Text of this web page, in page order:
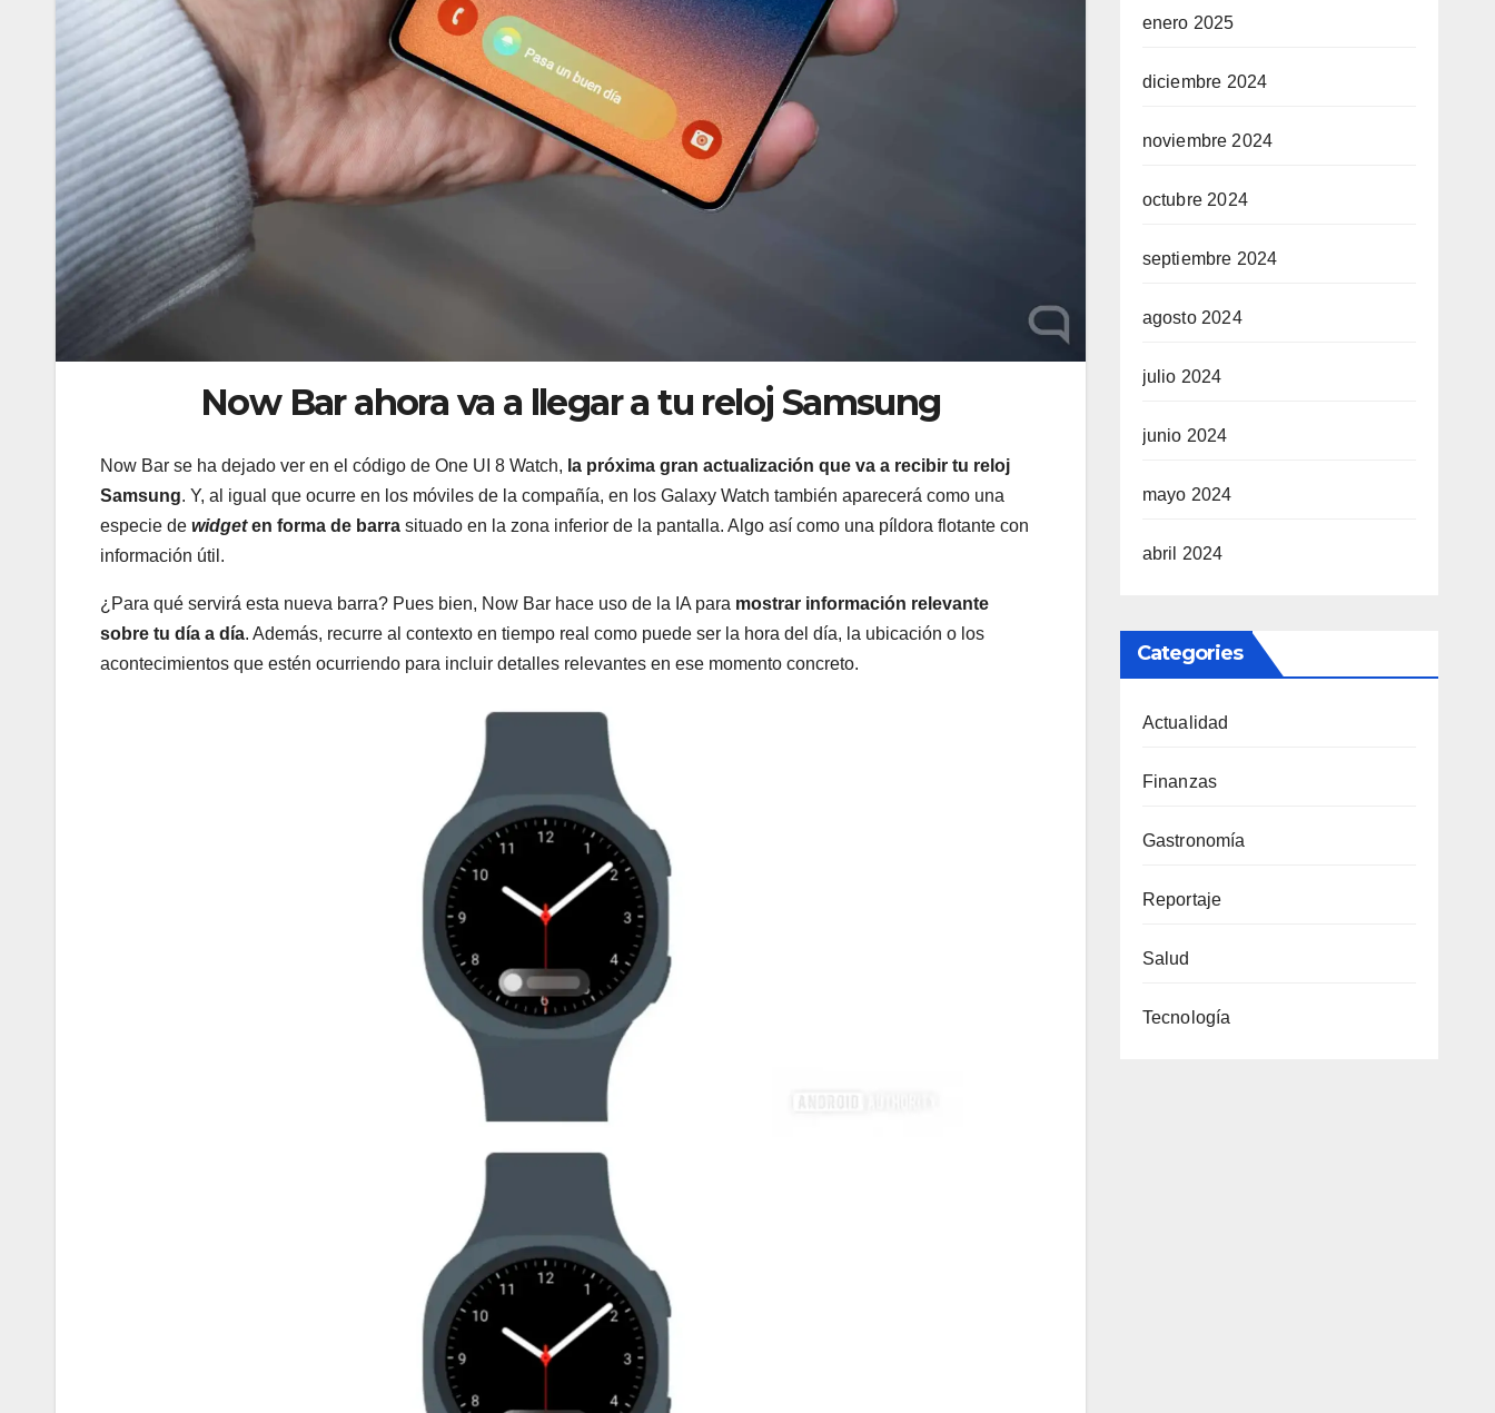
Now Bar ahora va a llegar a tu reloj Samsung
Now Bar se ha dejado ver en el código de One UI 8 Watch, la próxima gran actualización que va a recibir tu reloj
Samsung. Y, al igual que ocurre en los móviles de la compañía, en los Galaxy Watch también aparecerá como una
especie de widgeten forma de barra situado en la zona inferior de la pantalla. Algo así como una píldora flotante con
información útil.
¿Para qué servirá esta nueva barra? Pues bien, Now Bar hace uso de la IA para mostrar información relevante
sobre tu día a día. Además, recurre al contexto en tiempo real como puede ser la hora del día, la ubicación o los
acontecimientos que estén ocurriendo para incluir detalles relevantes en ese momento concreto.
enero 2025
diciembre 2024
noviembre 2024
octubre 2024
septiembre 2024
agosto 2024
julio 2024
junio 2024
mayo 2024
abril 2024
Categories
Actualidad
Finanzas
Gastronomía
Reportaje
Salud
Tecnología